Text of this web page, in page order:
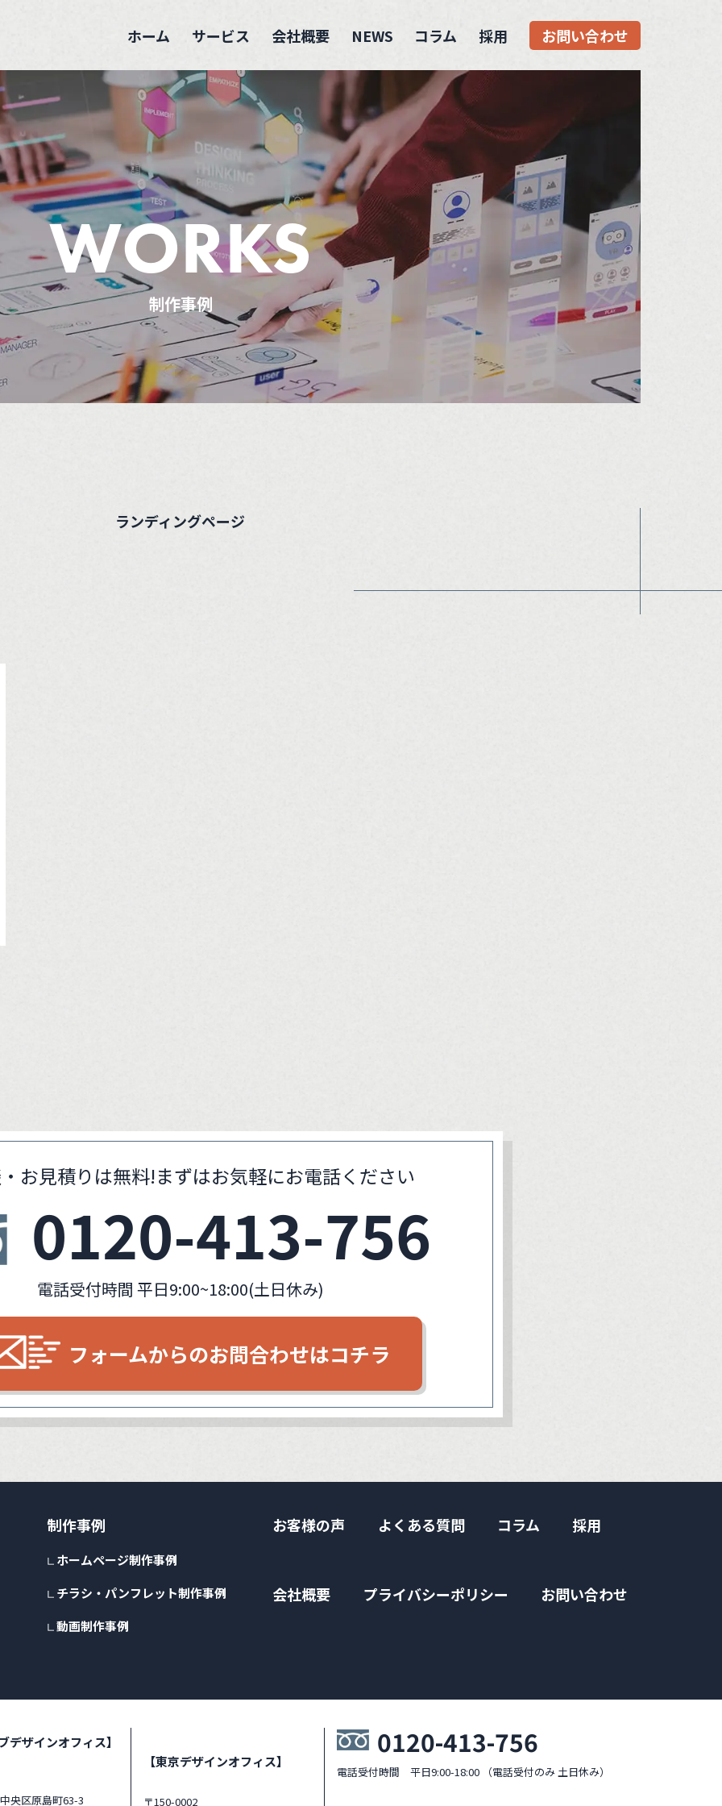
ホーム サービス 会社概要 NEWS コラム 採用 お問い合わせ
WORKS
制作事例
ランディングページ
お見積りは無料!まずはお気軽にお電話ください
0120-413-756
電話受付時間 平日9:00~18:00(土日休み)
フォームからのお問合わせはコチラ
制作事例
ホームページ制作事例
チラシ・パンフレット制作事例
動画制作事例
お客様の声 よくある質問 コラム 採用
会社概要 プライバシーポリシー お問い合わせ
デザインオフィス】
央区原島町63-3
【東京デザインオフィス】
〒150-0002
0120-413-756
電話受付時間 平日9:00-18:00 （電話受付のみ 土日休み）